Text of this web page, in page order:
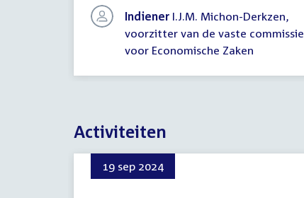
antwoorden
Indiener I.J.M. Michon-Derkzen,
voorzitter van de vaste commissie
voor Economische Zaken
Activiteiten
19 sep 2024